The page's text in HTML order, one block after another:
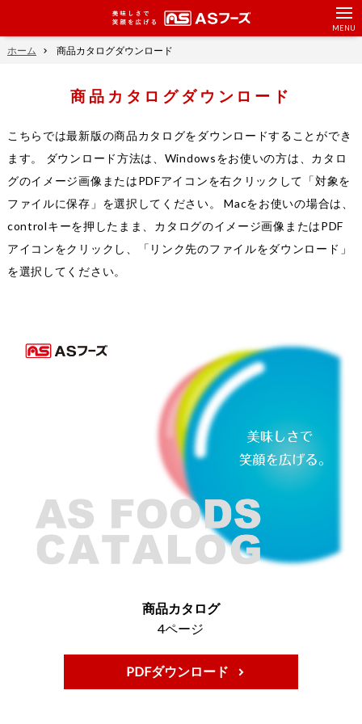
美味しさで笑顔を広
ホーム 商品カタログダウンロード
商品カタログダウンロード
こちらでは最新版の商品カタログをダウンロードすることができ
ます。 ダウンロード方法は、Windowsをお使いの方は、カタロ
グのイメージ画像またはPDFアイコンを右クリックして「対象を
ファイルに保存」を選択してください。 Macをお使いの場合は、
controlキーを押したまま、カタログのイメージ画像またはPDF
アイコンをクリックし、「リンク先のファイルをダウンロード」
を選択してください。
商品カタログ
4ページ
PDFダウンロード